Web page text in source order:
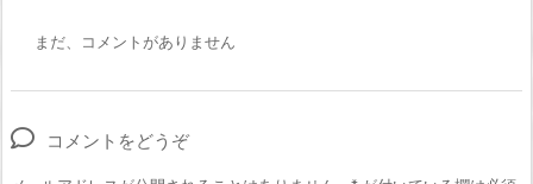
まだ、コメントがありません
コメントをどうぞ